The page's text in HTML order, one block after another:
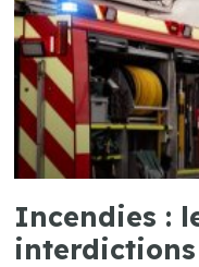
Incendies :